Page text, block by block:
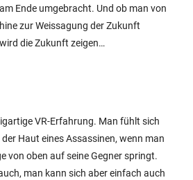
Ende umgebracht. Und ob man von
zur Weissagung der Zukunft
die Zukunft zeigen…
VR-Erfahrung. Man fühlt sich
Haut eines Assassinen, wenn man
von oben auf seine Gegner springt.
man kann sich aber einfach auch